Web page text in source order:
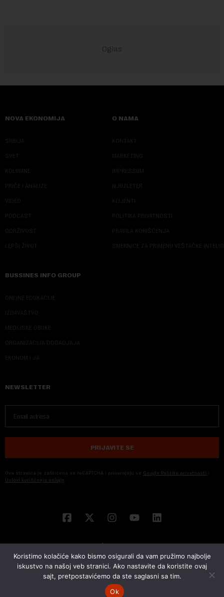
NOVA EKONOMIJA
SRBIJA
SVET
KOLUMNE
PRIČE I ANALIZE
VIDEO
PODCAST
ODRŽIVOST
LEPŠI ŽIVOT
O NAMA
KONTAKT
MARKETING
IMPRESSUM
NJUZLETER
KLIJENTI
POLITIKA PRIVATNOSTI
PRAVILA KORIŠĆENJA
SMERNICE ZA PRIMENU VEŠTAČKE
BUSSINES INFO GROUP
ONLINE EDUKACIJE
IZDAVAŠTVO
MEDIJSKE OBUKE
ORGANIZACIJA DOGADJAJA
EKONOM I JA
NEWSLETTER
PRIJAVITE SE
Ova stranica je zaštićena sa reCAPTCHA i primenjuju se Google Politika privatnosti i
Uslovi korišćenja usluge
© 2026 NOVA EKONOMIJA | SVA PRAVA ZADŽANA | DEVELOPED BY
Koristimo kolačiće kako bismo osigurali da vam pružimo najbolje
iskustvo na našoj veb stranici. Ako nastavite da koristite ovaj
sajt, pretpostavićemo da ste saglasni sa tim.
Ok